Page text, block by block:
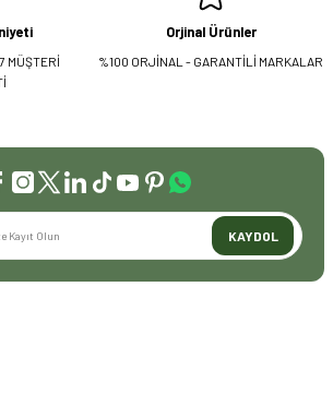
MÜŞTERİ
Orjinal Ürünler
%100 ORJİNAL - GARANTİLİ MARKALAR
KAYDOL